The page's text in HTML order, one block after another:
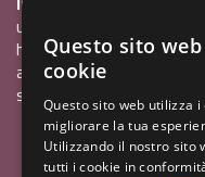
un'associazione di
ha l'obiettivo di
al fine accrescere tra i
solidarietà internazionale.
Questo sito
cookie
Questo sito web utilizza i
migliorare la tua
Utilizzando il nostro sito
tutti i cookie in